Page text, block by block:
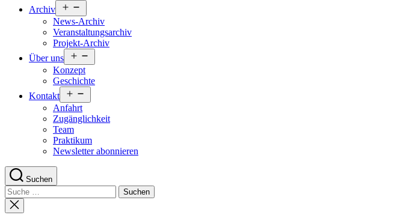
Archiv
öffnen
News-Archiv
Veranstaltungsarchiv
Projekt-Archiv
Über uns
öffnen
Konzept
Geschichte
Kontakt
öffnen
Anfahrt
Zugänglichkeit
Team
Praktikum
Newsletter abonnieren
Suchen
Suche
nach:
Suche
schließen